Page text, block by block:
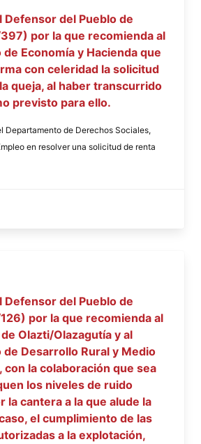
Defensor del Pueblo de
por la que recomienda al
Economía y Hacienda que
con celeridad la solicitud
queja, al haber transcurrido
previsto para ello.
Departamento de Derechos Sociales,
en resolver una solicitud de renta
Defensor del Pueblo de
por la que recomienda al
Olazti/Olazagutía y al
Desarrollo Rural y Medio
la colaboración que sea
los niveles de ruido
la cantera a la que alude la
el cumplimiento de las
a la explotación,